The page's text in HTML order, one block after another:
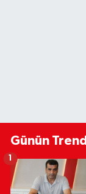
Günün